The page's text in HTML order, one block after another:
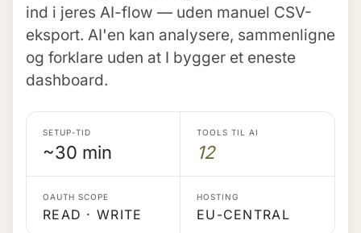
ind i jeres AI-flow — uden manuel CSV-
eksport. AI'en kan analysere, sammenligne
og forklare uden at I bygger et eneste
dashboard.
SETUP-TID
~30 min
TOOLS TIL AI
12
OAUTH SCOPE
READ · WRITE
HOSTING
EU-CENTRAL